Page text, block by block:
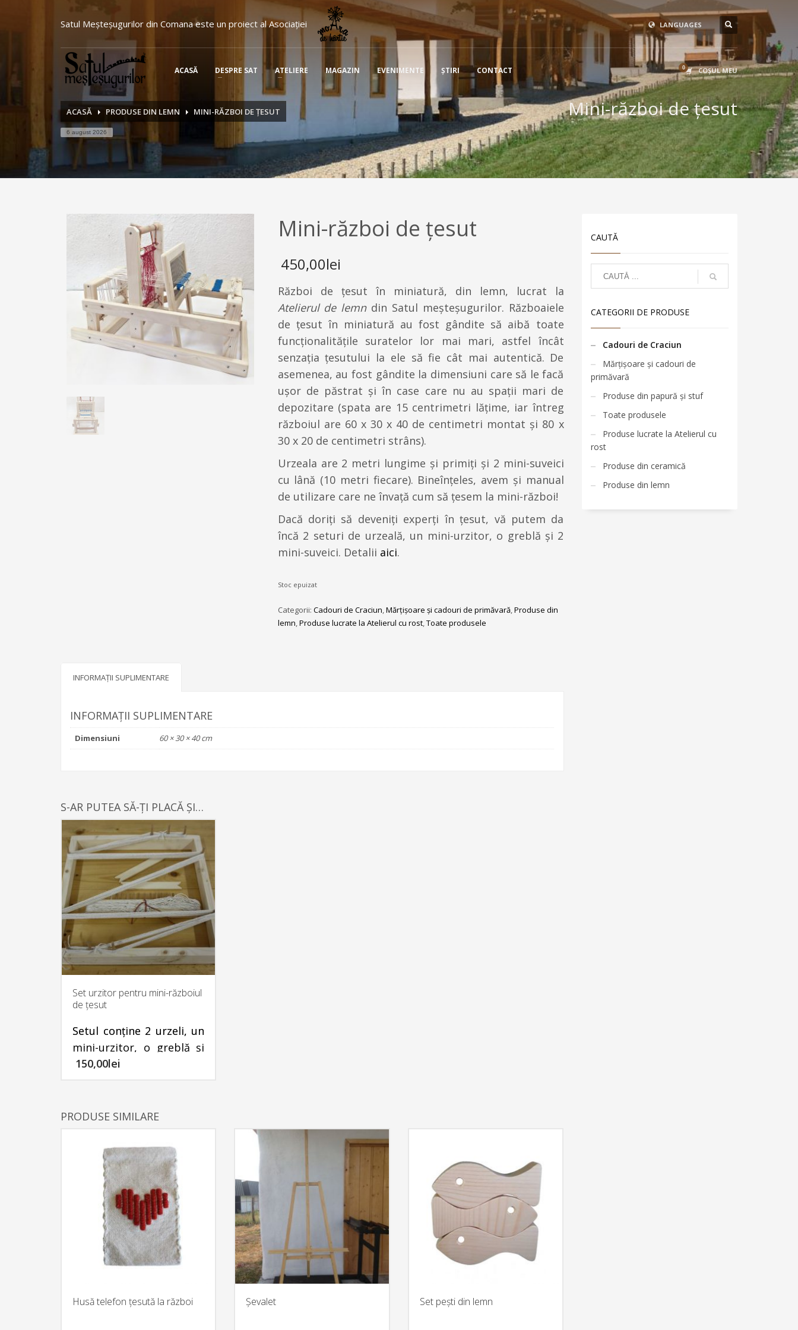
Satul Meşteşugurilor din Comana este un proiect al Asociației LANGUAGES
ACASĂ DESPRE SAT ATELIERE MAGAZIN EVENIMENTE ŞTIRI CONTACT COŞUL MEU
ACASĂ PRODUSE DIN LEMN MINI-RĂZBOI DE ȚESUT
6 august 2026
Mini-război de țesut
Mini-război de țesut
450,00lei
Război de ţesut în miniatură, din lemn, lucrat la
Atelierul de lemndin Satul meşteşugurilor. Războaiele
de țesut în miniatură au fost gândite să aibă toate
funcționalitățile suratelor lor mai mari, astfel încât
senzația țesutului la ele să fie cât mai autentică. De
asemenea, au fost gândite la dimensiuni care să le facă
ușor de păstrat și în case care nu au spații mari de
depozitare (spata are 15 centrimetri lăţime, iar întreg
războiul are 60 x 30 x 40 de centimetri montat şi 80 x
30 x 20 de centimetri strâns).
Urzeala are 2 metri lungime și primiţi şi 2 mini-suveici
cu lână (10 metri fiecare). Bineînțeles, avem și manual
de utilizare care ne învață cum să țesem la mini-război!
Dacă doriți să deveniți experți în țesut, vă putem da
încă 2 seturi de urzeală, un mini-urzitor, o greblă și 2
mini-suveici. Detalii aici.
Stoc epuizat
Categorii: Cadouri de Craciun,Mărțișoare și cadouri de primăvară,Produse din
lemn,Produse lucrate la Atelierul cu rost,Toate produsele
INFORMAȚII SUPLIMENTARE
INFORMAȚII SUPLIMENTARE
Dimensiuni 60 × 30 × 40 cm
S-AR PUTEA SĂ-ȚI PLACĂ ȘI…
Set urzitor pentru mini-războiul
de țesut
Setul conține 2 urzeli, un
mini-urzitor, o greblă și
încă 2 mini-suveici pentru
lemndin
150,00lei
PRODUSE SIMILARE
Husă telefon țesută la război Șevalet Set pești din lemn
CAUTĂ
CATEGORII DE PRODUSE
Cadouri de Craciun
Mărțișoare și cadouri de
primăvară
Produse din papură și stuf
Toate produsele
Produse lucrate la Atelierul cu
rost
Produse din ceramică
Produse din lemn